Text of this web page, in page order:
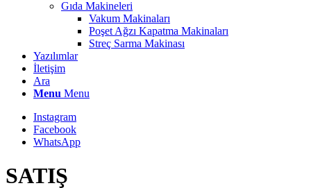
Gıda Makineleri
Vakum Makinaları
Poşet Ağzı Kapatma Makinaları
Streç Sarma Makinası
Yazılımlar
İletişim
Ara
Menu Menu
Instagram
Facebook
WhatsApp
SATIŞ